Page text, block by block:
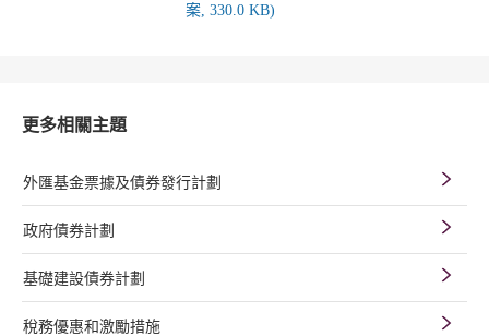
案, 330.0 KB)
更多相關主題
外匯基金票據及債券發行計劃
政府債券計劃
基礎建設債券計劃
稅務優惠和激勵措施